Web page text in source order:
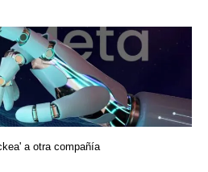
a otra compañía